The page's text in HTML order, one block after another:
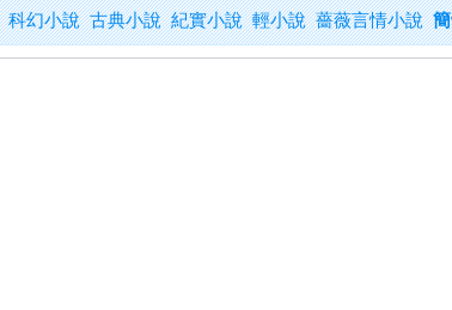
科幻小說 古典小說 紀實小說 輕小說 薔薇言情小說